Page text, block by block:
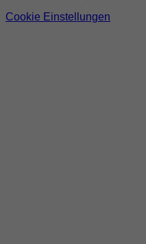
Cookie Einstellungen